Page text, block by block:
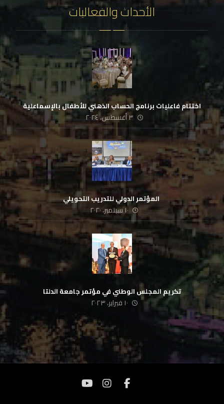
الأحداث والفعاليات
اختتام فاعليات برنامج الحساب الذهني للأطفال بالإسماعلية
٣ أغسطس، ٢٠٢٤
‏ المؤتمر الدولي للتدريب التحويلي
١٠ سبتمبر، ٢٠٢٠
تكريم المجلس الوطني في مؤتمر جامعة الدلتا
١٠ فبراير، ٢٠٢٣